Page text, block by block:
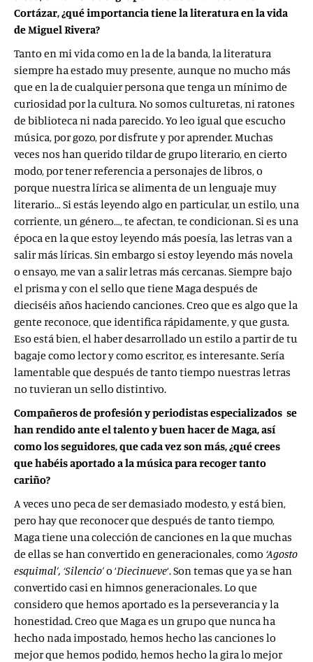
Cortázar, ¿qué importancia tiene la literatura en la vida
de Miguel Rivera?
Tanto en mi vida como en la de la banda, la literatura
siempre ha estado muy presente, aunque no mucho más
que en la de cualquier persona que tenga un mínimo de
curiosidad por la cultura. No somos culturetas, ni ratones
de biblioteca ni nada parecido. Yo leo igual que escucho
música, por gozo, por disfrute y por aprender. Muchas
veces nos han querido tildar de grupo literario, en cierto
modo, por tener referencia a personajes de libros, o
porque nuestra lírica se alimenta de un lenguaje muy
literario… Si estás leyendo algo en particular, un estilo, una
corriente, un género…, te afectan, te condicionan. Si es una
época en la que estoy leyendo más poesía, las letras van a
salir más líricas. Sin embargo si estoy leyendo más novela
o ensayo, me van a salir letras más cercanas. Siempre bajo
el prisma y con el sello que tiene Maga después de
dieciséis años haciendo canciones. Creo que es algo que la
gente reconoce, que identifica rápidamente, y que gusta.
Eso está bien, el haber desarrollado un estilo a partir de tu
bagaje como lector y como escritor, es interesante. Sería
lamentable que después de tanto tiempo nuestras letras
no tuvieran un sello distintivo.
Compañeros de profesión y periodistas especializados se
han rendido ante el talento y buen hacer de Maga, así
como los seguidores, que cada vez son más, ¿qué crees
que habéis aportado a la música para recoger tanto
cariño?
A veces uno peca de ser demasiado modesto, y está bien,
pero hay que reconocer que después de tanto tiempo,
Maga tiene una colección de canciones en la que muchas
de ellas se han convertido en generacionales, como ‘Agosto
esquimal’, ‘Silencio’o ‘Diecinueve‘. Son temas que ya se han
convertido casi en himnos generacionales. Lo que
considero que hemos aportado es la perseverancia y la
honestidad. Creo que Maga es un grupo que nunca ha
hecho nada impostado, hemos hecho las canciones lo
mejor que hemos podido, hemos hecho la gira lo mejor